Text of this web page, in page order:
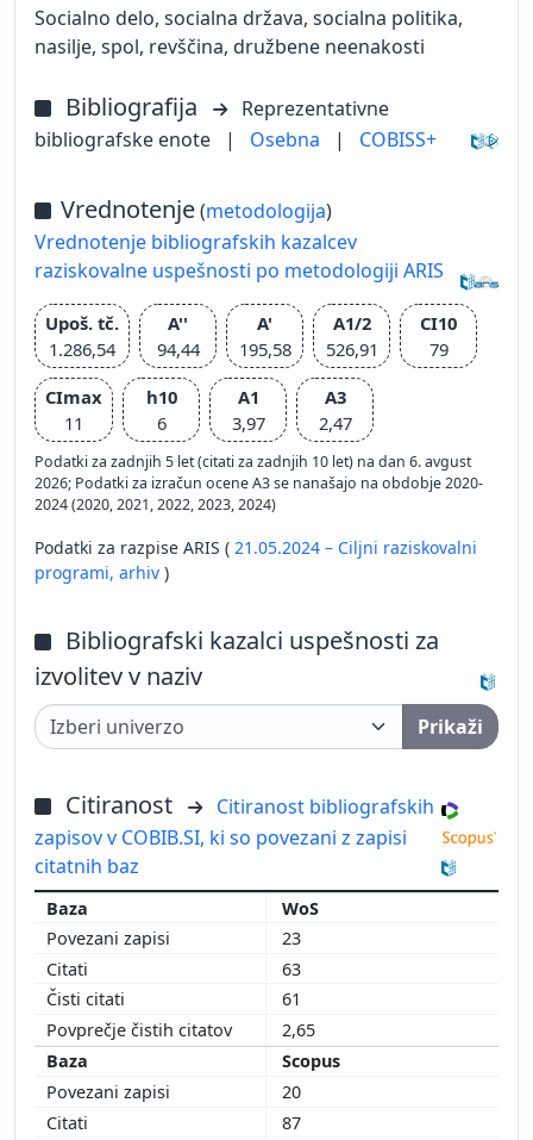
Socialno delo, socialna država, socialna politika,
nasilje, spol, revščina, družbene neenakosti
Bibliografija
Reprezentativne
bibliografske enote
| Osebna | COBISS+
Vrednotenje(metodologija)
Vrednotenje bibliografskih kazalcev
raziskovalne uspešnosti po metodologiji ARIS
Upoš. tč.
1.286,54
A''
94,44
A'
195,58
A1/2
526,91
CI10
79
CImax
11
h10
6
A1
3,97
A3
2,47
Podatki za zadnjih 5 let (citati za zadnjih 10 let) na dan 6. avgust
2026; Podatki za izračun ocene A3 se nanašajo na obdobje 2020-
2024 (2020, 2021, 2022, 2023, 2024)
Podatki za razpise ARIS ( 21.05.2024 – Ciljni raziskovalni
programi, arhiv )
Bibliografski kazalci uspešnosti za
izvolitev v naziv
Prikaži
Citiranost
Citiranost bibliografskih
zapisov v COBIB.SI, ki so povezani z zapisi
citatnih baz
WoS
23
63
61
2,65
Scopus
20
87